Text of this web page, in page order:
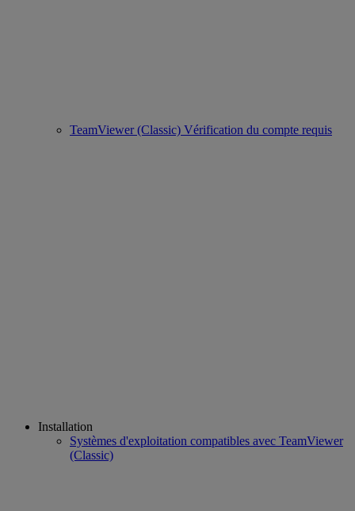
TeamViewer (Classic) Vérification du compte requis
Installation
Systèmes d'exploitation compatibles avec TeamViewer
(Classic)